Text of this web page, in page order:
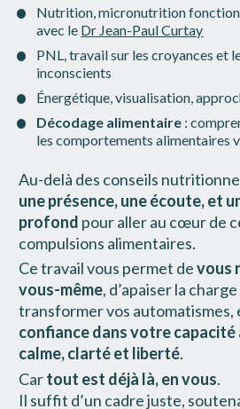
Nutrition, micronutrition
avec le Dr Jean-Paul Curtay
PNL, travail sur les croyances et
inconscients
Énergétique, visualisation,
Décodage alimentaire :
les comportements alimentaires
Au-delà des conseils
une présence, une écoute, et
profond pour aller au cœur de
compulsions alimentaires.
Ce travail vous permet de vous
vous-même, d’apaiser la
transformer vos
confiance dans votre capacité
calme, clarté et liberté.
Car tout est déjà là, en vous.
Il suffit d’un cadre juste,